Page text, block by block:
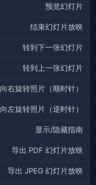
预览幻灯片
结束幻灯片放映
转到下一张幻灯片
转到上一张幻灯片
向右旋转照片（顺时针）
向左旋转照片（逆时针）
显示/隐藏指南
导出 PDF 幻灯片放映
导出 JPEG 幻灯片放映